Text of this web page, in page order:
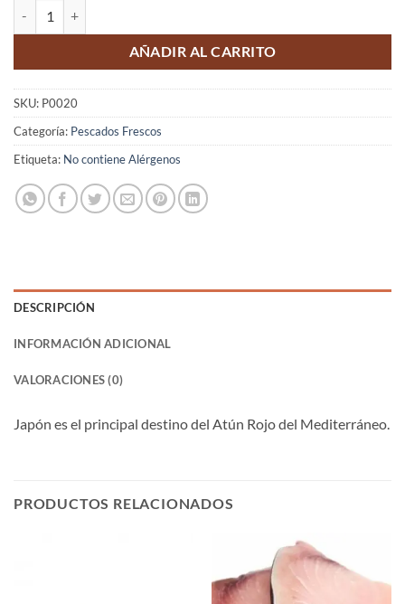
AÑADIR AL CARRITO
SKU: P0020
Categoría: Pescados Frescos
Etiqueta: No contiene Alérgenos
DESCRIPCIÓN
INFORMACIÓN ADICIONAL
VALORACIONES (0)
Japón es el principal destino del Atún Rojo del Mediterráneo.
PRODUCTOS RELACIONADOS